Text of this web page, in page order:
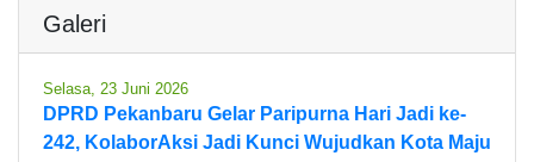
Galeri
Selasa, 23 Juni 2026
DPRD Pekanbaru Gelar Paripurna Hari Jadi ke-
242, KolaborAksi Jadi Kunci Wujudkan Kota Maju